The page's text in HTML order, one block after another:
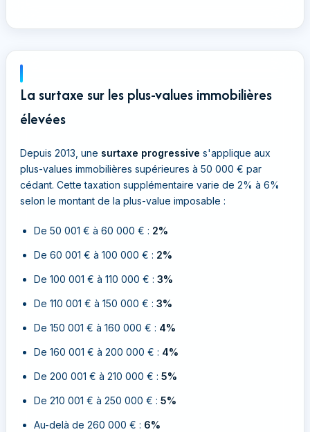
La surtaxe sur les plus-values immobilières
élevées
Depuis 2013, une surtaxe progressive s'applique aux
plus-values immobilières supérieures à 50 000 € par
cédant. Cette taxation supplémentaire varie de 2% à 6%
selon le montant de la plus-value imposable :
De 50 001 € à 60 000 € : 2%
De 60 001 € à 100 000 € : 2%
De 100 001 € à 110 000 € : 3%
De 110 001 € à 150 000 € : 3%
De 150 001 € à 160 000 € : 4%
De 160 001 € à 200 000 € : 4%
De 200 001 € à 210 000 € : 5%
De 210 001 € à 250 000 € : 5%
Au-delà de 260 000 € : 6%